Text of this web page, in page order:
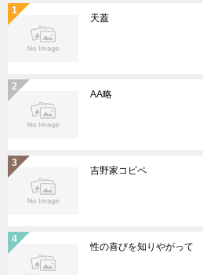
天蓋
AA略
吉野家コピペ
性の喜びを知りやがって